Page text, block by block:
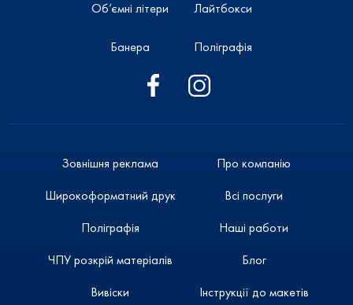
Об’ємні літери Лайтбокси
Банера Поліграфія
Зовнішня реклама
Широкоформатний друк
Поліграфія
ЧПУ розкрій матеріалів
Вивіски
Про компанію
Всі послуги
Наші работи
Блог
Інструкції до макетів